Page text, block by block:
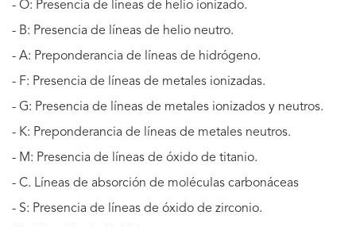
- O: Presencia de líneas de helio ionizado.
- B: Presencia de líneas de helio neutro.
- A: Preponderancia de líneas de hidrógeno.
- F: Presencia de líneas de metales ionizadas.
- G: Presencia de líneas de metales ionizados y neutros.
- K: Preponderancia de líneas de metales neutros.
- M: Presencia de líneas de óxido de titanio.
- C. Líneas de absorción de moléculas carbonáceas
- S: Presencia de líneas de óxido de zirconio.